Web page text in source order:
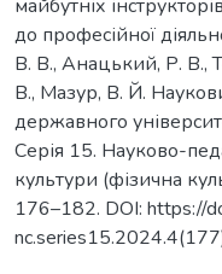
майбутніх
до професійної
В. В., Анацький, Р. В.,
В., Мазур, В. Й.
державного
Серія 15. Науково-
культури (фізична
176–182. DOI: https://